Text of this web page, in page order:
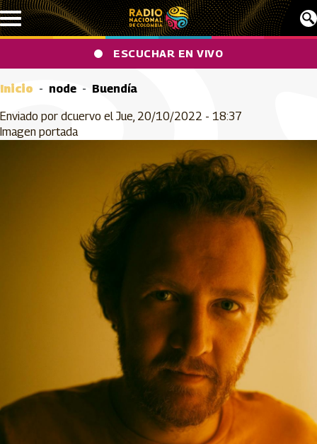
Pasar al contenido principal
ESCUCHAR EN VIVO
Inicio node Buendía
Enviado por dcuervo elJue, 20/10/2022 - 18:37
Imagen portada